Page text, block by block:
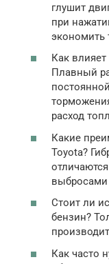
глушит
при
экономить
Как
Плавный
расход
Какие
Toyota?
Стоит ли
бензин?
Как часто